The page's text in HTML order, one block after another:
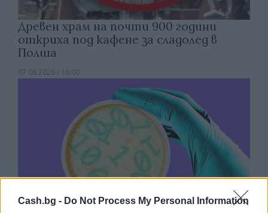
Cash.bg - Do Not Process My Personal Information
Древен храм на почти 900 години
откриха под кафене за сладолед в
Полша
07.08.2026 / 16:00